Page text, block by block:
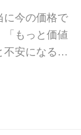
のではない
ーのホーム
も、金額を見
もいらっしゃ
車の購入時
てもらえる
に今の価格で
「もっと価値
不安になる方
しょうか。
適正に売る
方法で」売